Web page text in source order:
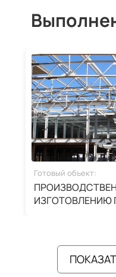
Готовый объект:
ИЗГОТОВЛЕНИЮ